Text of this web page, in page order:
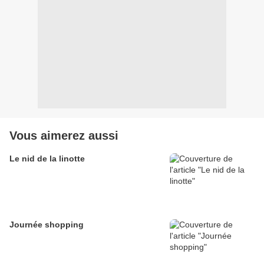
Vous aimerez aussi
Le nid de la linotte
Journée shopping